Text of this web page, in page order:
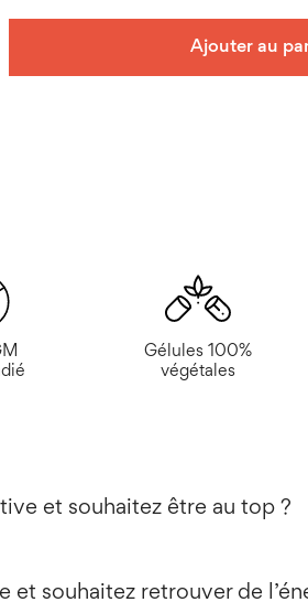
Ajouter au
Gélules 100%
végétales
et souhaitez être au top ?
et souhaitez retrouver de